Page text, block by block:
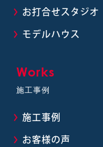
お打合せスタジオ
モデルハウス
Works
施工事例
施工事例
お客様の声